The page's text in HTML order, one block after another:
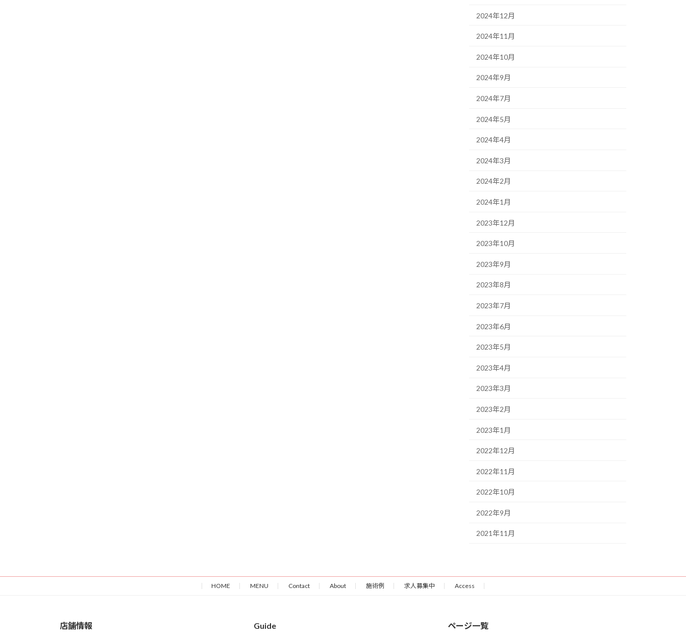
2024年12月
2024年11月
2024年10月
2024年9月
2024年7月
2024年5月
2024年4月
2024年3月
2024年2月
2024年1月
2023年12月
2023年10月
2023年9月
2023年8月
2023年7月
2023年6月
2023年5月
2023年4月
2023年3月
2023年2月
2023年1月
2022年12月
2022年11月
2022年10月
2022年9月
2021年11月
HOME MENU Contact About 施術例 求人募集中 Access
店舗情報 Guide ページ一覧